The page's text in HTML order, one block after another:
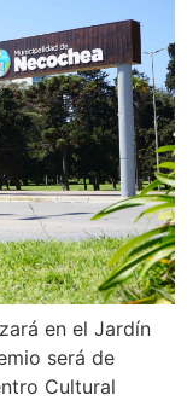
en el Jardín
será de
Cultural